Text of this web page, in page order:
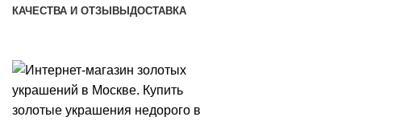
КАЧЕСТВА И ОТЗЫВЫ ДОСТАВКА